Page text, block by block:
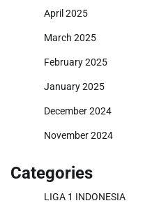
April 2025
March 2025
February 2025
January 2025
December 2024
November 2024
Categories
LIGA 1 INDONESIA